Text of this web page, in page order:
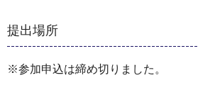
提出場所
※参加申込は締め切りました。